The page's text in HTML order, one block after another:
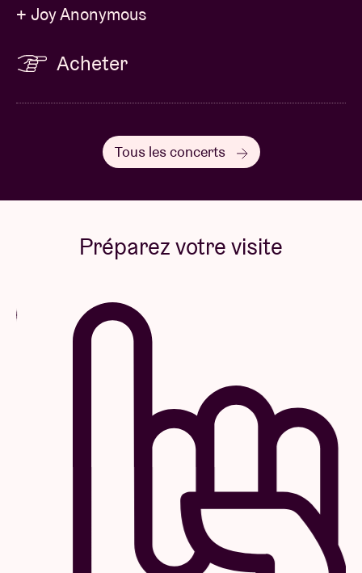
+ Joy Anonymous
Acheter
Tous les concerts
Préparez votre visite